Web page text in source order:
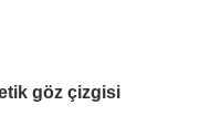
göz çizgisi